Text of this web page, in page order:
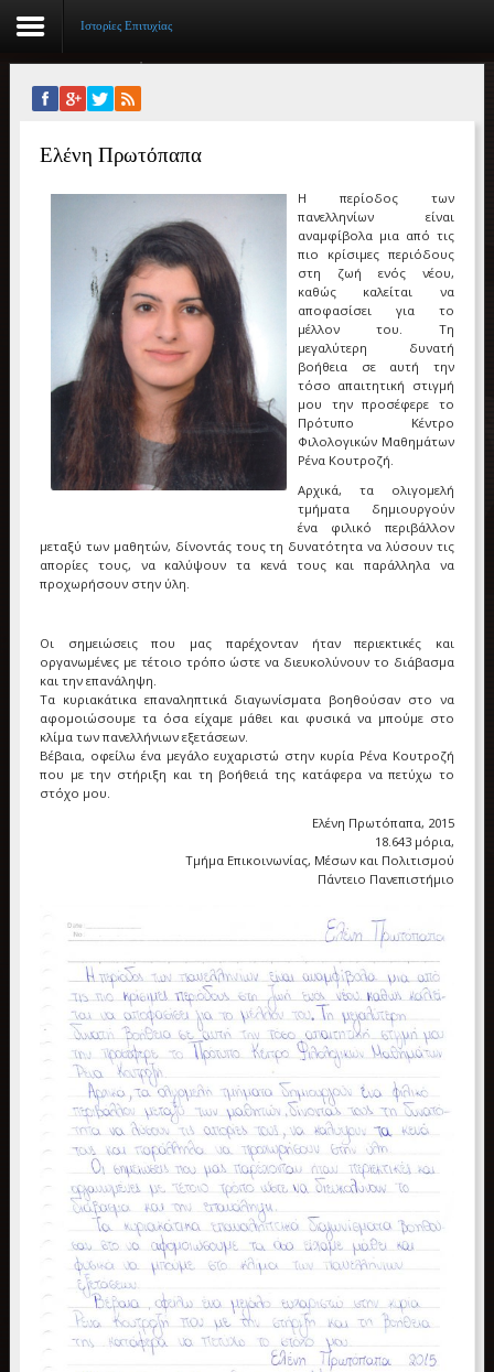
Αρχική
Βιογραφικό
Συγγραφικό έργο
Εργασίες
Ιστορίες Επιτυχίας
Επιτυχόντες
Διακρίσεις
«Μικρά Βιβλία»
Ο χώρος μας
Ιστορίες Επιτυχίας
Ελένη Πρωτόπαπα
Η περίοδος των
πανελληνίων είναι
αναμφίβολα μια από τις
πιο κρίσιμες περιόδους
στη ζωή ενός νέου,
καθώς καλείται να
αποφασίσει για το
μέλλον του. Τη
μεγαλύτερη δυνατή
βοήθεια σε αυτή την
τόσο απαιτητική στιγμή
μου την προσέφερε το
Πρότυπο Κέντρο
Φιλολογικών Μαθημάτων
Ρένα Κουτροζή.
Αρχικά, τα ολιγομελή
τμήματα δημιουργούν
ένα φιλικό περιβάλλον
μεταξύ των μαθητών, δίνοντάς τους τη δυνατότητα να λύσουν τις
απορίες τους, να καλύψουν τα κενά τους και παράλληλα να
προχωρήσουν στην ύλη.
Οι σημειώσεις που μας παρέχονταν ήταν περιεκτικές και
οργανωμένες με τέτοιο τρόπο ώστε να διευκολύνουν το διάβασμα
και την επανάληψη.
Τα κυριακάτικα επαναληπτικά διαγωνίσματα βοηθούσαν στο να
αφομοιώσουμε τα όσα είχαμε μάθει και φυσικά να μπούμε στο
κλίμα των πανελλήνιων εξετάσεων.
Βέβαια, οφείλω ένα μεγάλο ευχαριστώ στην κυρία Ρένα Κουτροζή
που με την στήριξη και τη βοήθειά της κατάφερα να πετύχω το
στόχο μου.
Ελένη Πρωτόπαπα, 2015
18.643 μόρια,
Τμήμα Επικοινωνίας, Μέσων και Πολιτισμού
Πάντειο Πανεπιστήμιο